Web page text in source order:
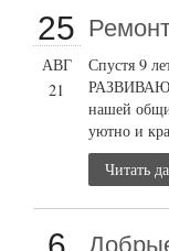
25
АВГ
21
Спустя 9
нашей
уютно и
Читать